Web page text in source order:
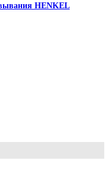
HENKEL